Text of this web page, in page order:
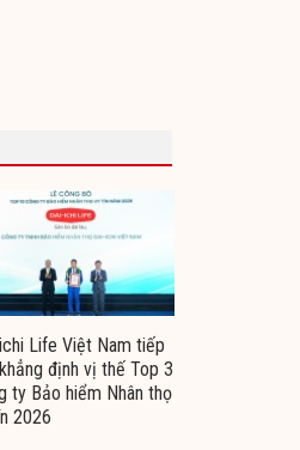
Life Việt Nam tiếp
định vị thế Top 3
ty Bảo hiểm Nhân thọ
2026